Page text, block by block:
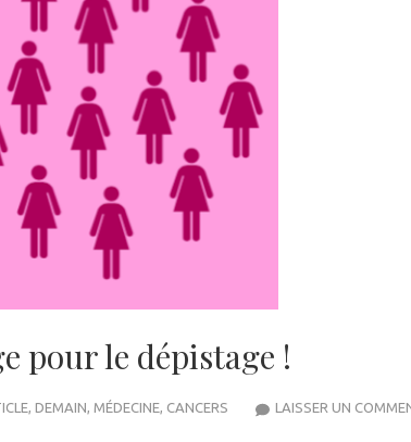
pour le dépistage !
LAISSER UN
, DEMAIN, MÉDECINE, CANCERS